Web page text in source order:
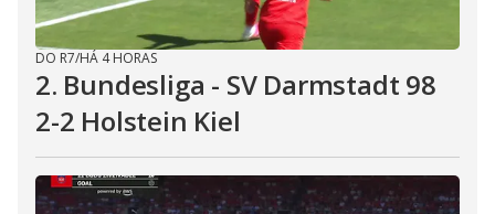
DO R7/HÁ 4 HORAS
2. Bundesliga - SV Darmstadt 98
2-2 Holstein Kiel